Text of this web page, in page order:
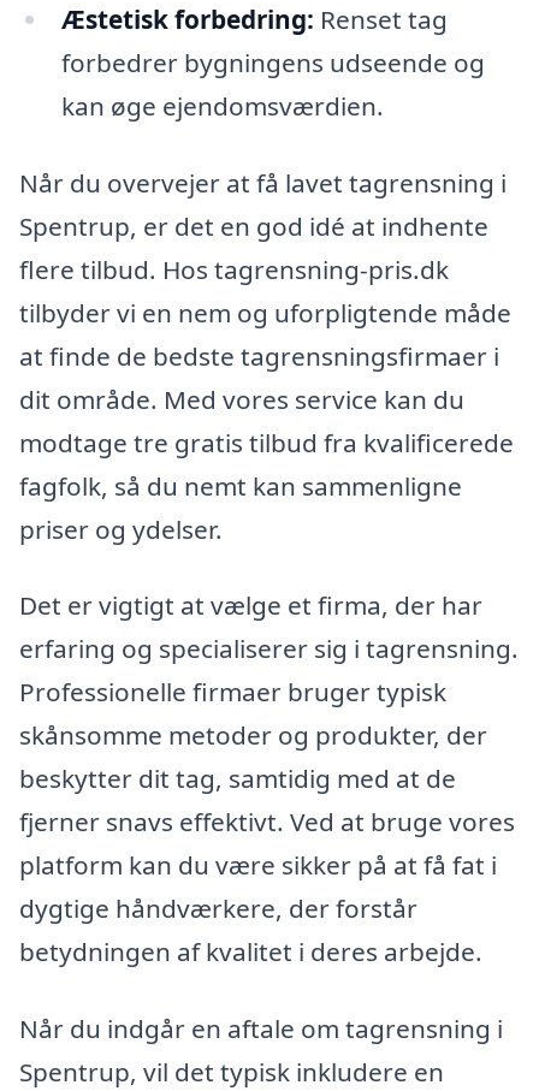
Æstetisk forbedring: Renset tag
forbedrer bygningens udseende og
kan øge ejendomsværdien.
Når du overvejer at få lavet tagrensning i
Spentrup, er det en god idé at indhente
flere tilbud. Hos tagrensning-pris.dk
tilbyder vi en nem og uforpligtende måde
at finde de bedste tagrensningsfirmaer i
dit område. Med vores service kan du
modtage tre gratis tilbud fra kvalificerede
fagfolk, så du nemt kan sammenligne
priser og ydelser.
Det er vigtigt at vælge et firma, der har
erfaring og specialiserer sig i tagrensning.
Professionelle firmaer bruger typisk
skånsomme metoder og produkter, der
beskytter dit tag, samtidig med at de
fjerner snavs effektivt. Ved at bruge vores
platform kan du være sikker på at få fat i
dygtige håndværkere, der forstår
betydningen af kvalitet i deres arbejde.
Når du indgår en aftale om tagrensning i
Spentrup, vil det typisk inkludere en